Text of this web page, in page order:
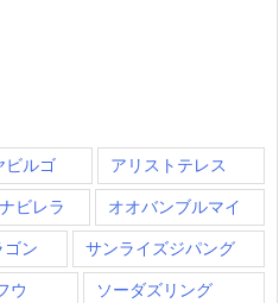
ビルゴ アリストテレス
ビレラ オオバンブルマイ
ゴン サンライズジパング
ウ ソーダズリング